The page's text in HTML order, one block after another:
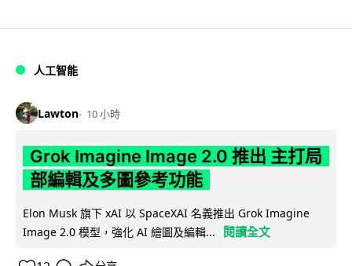
人工智能
Lawton 10 小時
Grok Imagine Image 2.0 推出 主打局
部編輯及多圖參考功能
Elon Musk 旗下 xAI 以 SpaceXAI 名義推出 Grok Imagine
Image 2.0 模型，強化 AI 繪圖及編輯...
閱讀全文